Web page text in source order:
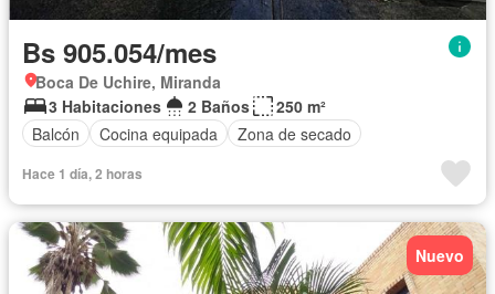
Bs 905.054/mes
Boca De Uchire, Miranda
3 Habitaciones
2 Baños
250 m²
Balcón
Cocina equipada Zona de secado
Hace 1 día, 2 horas
Nuevo